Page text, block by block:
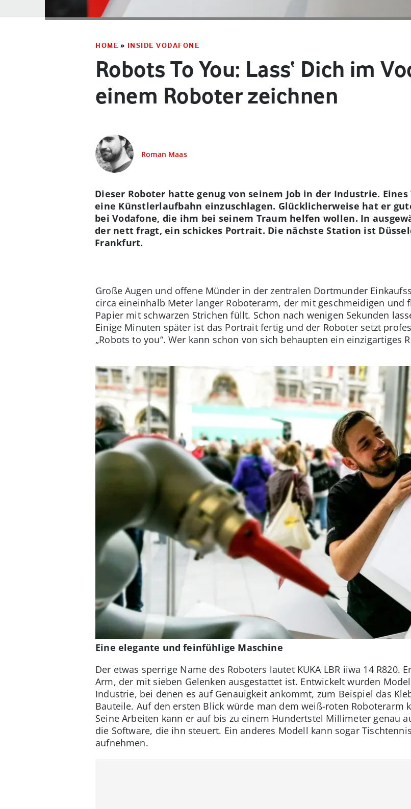
HOME » INSIDE VODAFONE
Robots To You: Lass‘ Dich im
einem Roboter zeichnen
Roman Maas
Dieser Roboter hatte genug von seinem Job in der Industrie.
eine Künstlerlaufbahn einzuschlagen. Glücklicherweise hat er
bei Vodafone, die ihm bei seinem Traum helfen wollen. In
der nett fragt, ein schickes Portrait. Die nächste Station ist
Frankfurt.
Große Augen und offene Münder in der zentralen Dortmunder
circa eineinhalb Meter langer Roboterarm, der mit geschmeidigen und
Papier mit schwarzen Strichen füllt. Schon nach wenigen Sekunden
Einige Minuten später ist das Portrait fertig und der Roboter setzt
„Robots to you“. Wer kann schon von sich behaupten ein einzigartiges
Eine elegante und feinfühlige Maschine
Der etwas sperrige Name des Roboters lautet KUKA LBR iiwa 14 R820.
Arm, der mit sieben Gelenken ausgestattet ist. Entwickelt wurden
Industrie, bei denen es auf Genauigkeit ankommt, zum Beispiel das
Bauteile. Auf den ersten Blick würde man dem weiß-roten Roboterarm
Seine Arbeiten kann er auf bis zu einem Hundertstel Millimeter genau
die Software, die ihn steuert. Ein anderes Modell kann sogar
aufnehmen.